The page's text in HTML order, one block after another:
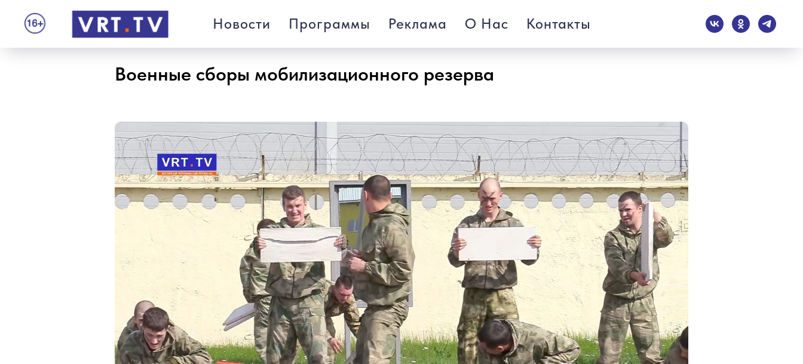
Новости Программы Реклама О Нас Контакты
Военные сборы мобилизационного резерва